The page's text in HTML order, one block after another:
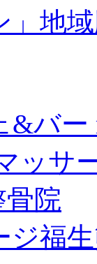
」地
バー
ッサ
骨院
ジ福